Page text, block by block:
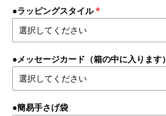
●ラッピングスタイル
●メッセージカード（箱の中に入ります）
●簡易手さげ袋